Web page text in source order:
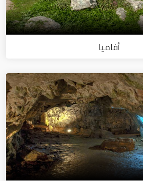
أفاميا